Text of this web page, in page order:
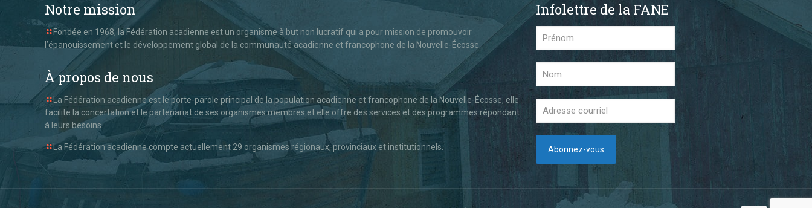
Notre mission
Fondée en 1968, la Fédération acadienne est un organisme à but non lucratif qui a pour mission de promouvoir
l’épanouissement et le développement global de la communauté acadienne et francophone de la Nouvelle-Écosse.
À propos de nous
La Fédération acadienne est le porte-parole principal de la population acadienne et francophone de la Nouvelle-Écosse, elle
facilite la concertation et le partenariat de ses organismes membres et elle offre des services et des programmes répondant
à leurs besoins.
La Fédération acadienne compte actuellement 29 organismes régionaux, provinciaux et institutionnels.
Infolettre de la FANE